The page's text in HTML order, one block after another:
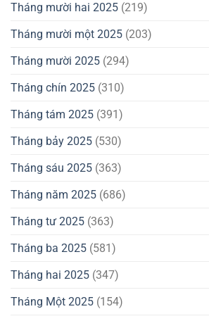
Tháng mười hai 2025 (219)
Tháng mười một 2025 (203)
Tháng mười 2025 (294)
Tháng chín 2025 (310)
Tháng tám 2025 (391)
Tháng bảy 2025 (530)
Tháng sáu 2025 (363)
Tháng năm 2025 (686)
Tháng tư 2025 (363)
Tháng ba 2025 (581)
Tháng hai 2025 (347)
Tháng Một 2025 (154)